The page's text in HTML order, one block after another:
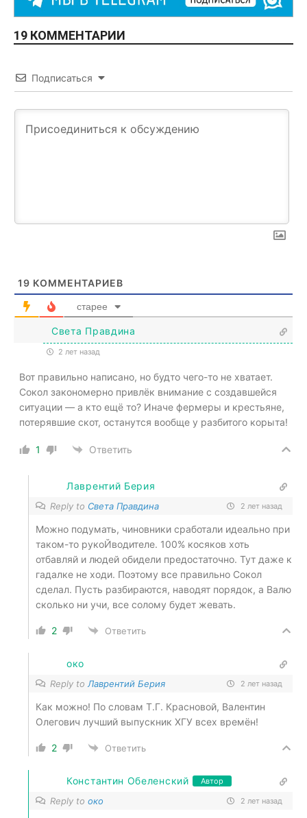
19 КОММЕНТАРИИ
Подписаться
19 КОММЕНТАРИЕВ
старее
Света Правдина
2 лет назад
Вот правильно написано, но будто чего-то не хватает.
Сокол закономерно привлёк внимание с создавшейся
ситуации — а кто ещё то? Иначе фермеры и крестьяне,
потерявшие скот, останутся вообще у разбитого корыта!
1 Ответить
Лаврентий Берия
Reply to Света Правдина 2 лет назад
Можно подумать, чиновники сработали идеально при
таком-то рукоЙводителе. 100% косяков хоть
отбавляй и людей обидели предостаточно. Тут даже к
гадалке не ходи. Поэтому все правильно Сокол
сделал. Пусть разбираются, наводят порядок, а Валю
сколько ни учи, все солому будет жевать.
2 Ответить
око
Reply to Лаврентий Берия 2 лет назад
Как можно! По словам Т.Г. Красновой, Валентин
Олегович лучший выпускник ХГУ всех времён!
2 Ответить
Константин Обеленский Автор
Reply to око 2 лет назад